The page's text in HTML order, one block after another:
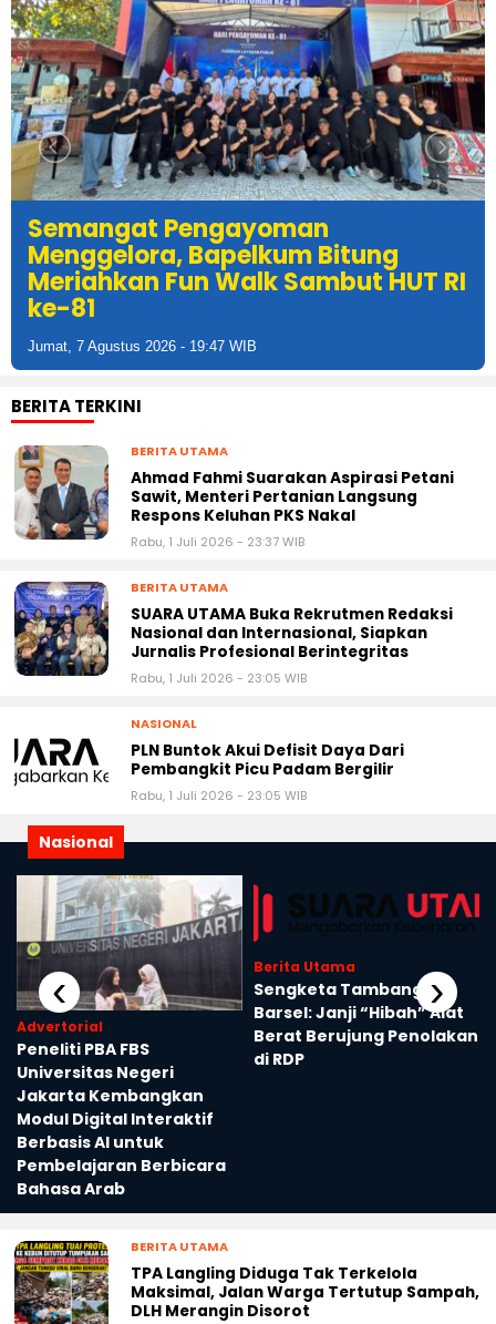
Semangat Pengayoman
Menggelora, Bapelkum Bitung
Meriahkan Fun Walk Sambut HUT RI
ke-81
Jumat, 7 Agustus 2026 - 19:47 WIB
BERITA TERKINI
BERITA UTAMA
Ahmad Fahmi Suarakan Aspirasi Petani
Sawit, Menteri Pertanian Langsung
Respons Keluhan PKS Nakal
Rabu, 1 Juli 2026 - 23:37 WIB
BERITA UTAMA
SUARA UTAMA Buka Rekrutmen Redaksi
Nasional dan Internasional, Siapkan
Jurnalis Profesional Berintegritas
Rabu, 1 Juli 2026 - 23:05 WIB
NASIONAL
PLN Buntok Akui Defisit Daya Dari
Pembangkit Picu Padam Bergilir
Rabu, 1 Juli 2026 - 23:05 WIB
Nasional
Advertorial
Peneliti PBA FBS
Universitas Negeri
Jakarta Kembangkan
Modul Digital Interaktif
Berbasis AI untuk
Pembelajaran Berbicara
Bahasa Arab
Berita Utama
Sengketa Tambang
Barsel: Janji “Hibah” Alat
Berat Berujung Penolakan
di RDP
‹ ›
BERITA UTAMA
TPA Langling Diduga Tak Terkelola
Maksimal, Jalan Warga Tertutup Sampah,
DLH Merangin Disorot